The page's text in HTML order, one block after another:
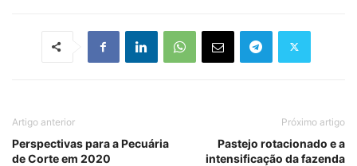
Artigo anterior
Perspectivas para a Pecuária
de Corte em 2020
Próximo artigo
Pastejo rotacionado e a
intensificação da fazenda